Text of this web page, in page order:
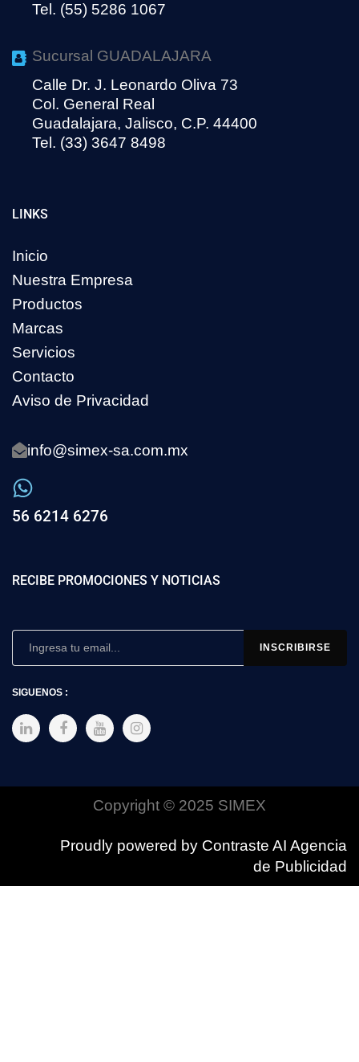
Tel. (55) 5286 1067
Sucursal GUADALAJARA
Calle Dr. J. Leonardo Oliva 73
Col. General Real
Guadalajara, Jalisco, C.P. 44400
Tel. (33) 3647 8498
LINKS
Inicio
Nuestra Empresa
Productos
Marcas
Servicios
Contacto
Aviso de Privacidad
info@simex-sa.com.mx
56 6214 6276
RECIBE PROMOCIONES Y NOTICIAS
SIGUENOS :
Copyright © 2025 SIMEX
Proudly powered by Contraste AI Agencia
de Publicidad